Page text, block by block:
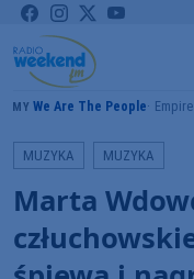
We Are The People
MUZYKA MUZYKA
Marta